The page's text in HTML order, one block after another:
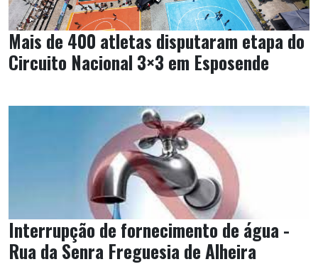
Mais de 400 atletas disputaram etapa do
Circuito Nacional 3×3 em Esposende
Interrupção de fornecimento de água -
Rua da Senra Freguesia de Alheira